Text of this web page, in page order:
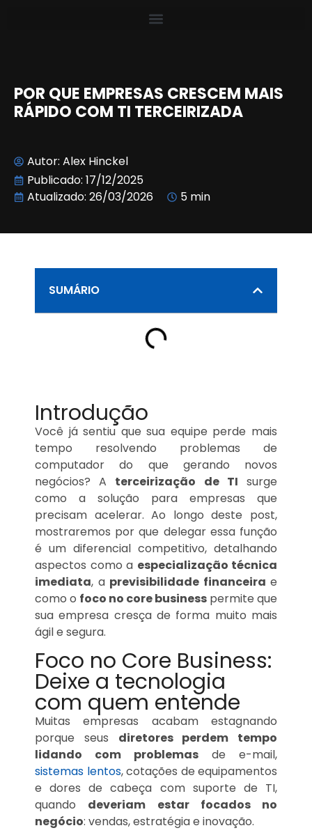
POR QUE EMPRESAS CRESCEM MAIS
RÁPIDO COM TI TERCEIRIZADA
Autor: Alex Hinckel
Publicado: 17/12/2025
Atualizado: 26/03/2026
5 min
SUMÁRIO
Introdução
Você já sentiu que sua equipe perde mais
tempo resolvendo problemas de
computador do que gerando novos
negócios? A terceirização de TI surge
como a solução para empresas que
precisam acelerar. Ao longo deste post,
mostraremos por que delegar essa função
é um diferencial competitivo, detalhando
aspectos como a especialização técnica
imediata, a previsibilidade financeira e
como o foco no core business permite que
sua empresa cresça de forma muito mais
ágil e segura.
Foco no Core Business:
Deixe a tecnologia
com quem entende
Muitas empresas acabam estagnando
porque seus diretores perdem tempo
lidando com problemas de e-mail,
sistemas lentos, cotações de equipamentos
e dores de cabeça com suporte de TI,
quando deveriam estar focados no
negócio: vendas, estratégia e inovação.